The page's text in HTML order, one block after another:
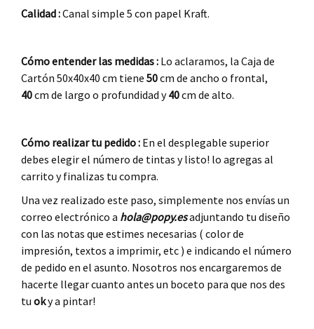
Calidad :Canal simple 5 con papel Kraft.
Cómo entender las medidas : Lo aclaramos, la Caja de
Cartón 50x40x40 cm tiene 50cm de ancho o frontal,
40cm de largo o profundidad y40cm de alto.
Cómo realizar tu pedido : En el desplegable superior
debes elegir el número de tintas y listo! lo agregas al
carrito y finalizas tu compra.
Una vez realizado este paso, simplemente nos envías un
correo electrónico a hola@popy.esadjuntando tu diseño
con las notas que estimes necesarias ( color de
impresión, textos a imprimir, etc ) e indicando el número
de pedido en el asunto. Nosotros nos encargaremos de
hacerte llegar cuanto antes un boceto para que nos des
tu oky a pintar!